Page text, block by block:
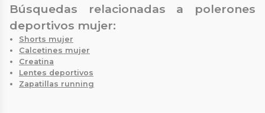
Búsquedas relacionadas a polerones
deportivos mujer:
Shorts mujer
Calcetines mujer
Creatina
Lentes deportivos
Zapatillas running